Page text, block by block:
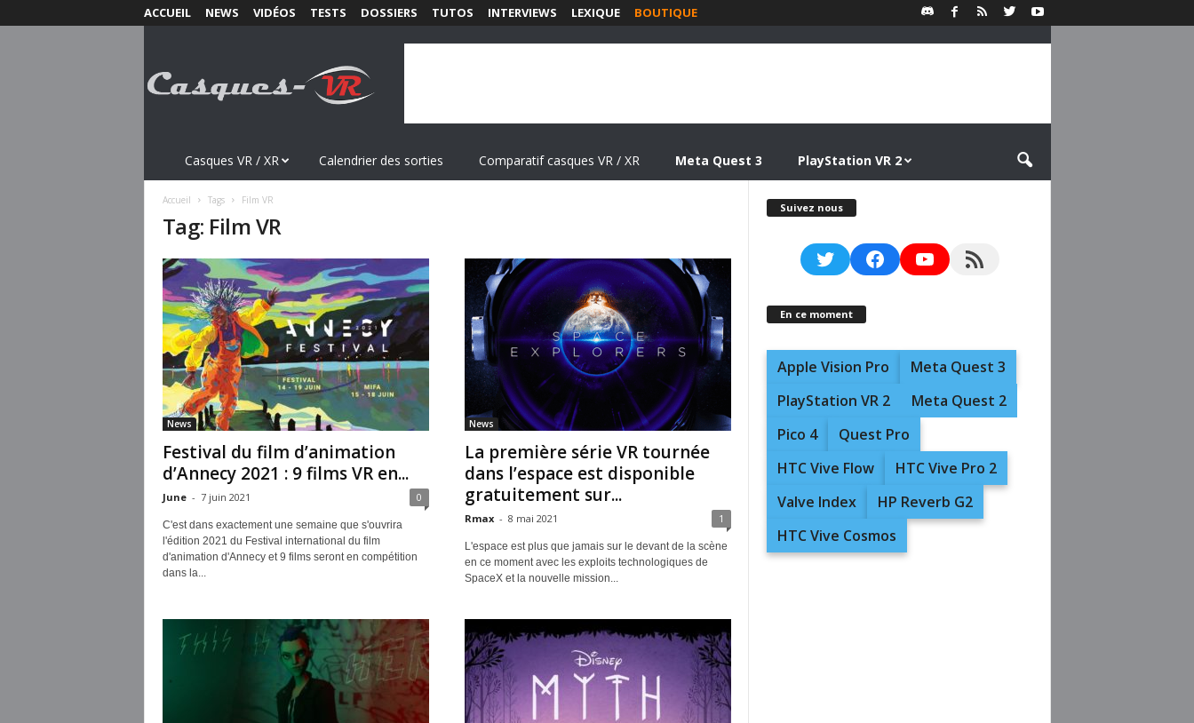
ACCUEIL NEWS VIDÉOS TESTS DOSSIERS TUTOS INTERVIEWS LEXIQUE BOUTIQUE
s
Casques VR / XR Calendrier des sorties Comparatif casques VR / XR Meta Quest 3 PlayStation VR 2
Accueil Tags Film VR
Tag: Film VR
News
Festival du film d’animation
d’Annecy 2021 : 9 films VR en...
June - 7 juin 2021 0
C'est dans exactement une semaine que s'ouvrira
l'édition 2021 du Festival international du film
d'animation d'Annecy et 9 films seront en compétition
dans la...
News
La première série VR tournée
dans l’espace est disponible
gratuitement sur...
Rmax - 8 mai 2021 1
L'espace est plus que jamais sur le devant de la scène
en ce moment avec les exploits technologiques de
SpaceX et la nouvelle mission...
Suivez nous
TwitterFacebookYouTubeRSS Feed
En ce moment
Apple Vision Pro
Meta Quest 3
PlayStation VR 2
Meta Quest 2
Pico 4
Quest Pro
HTC Vive Flow
HTC Vive Pro 2
Valve Index
HP Reverb G2
HTC Vive Cosmos